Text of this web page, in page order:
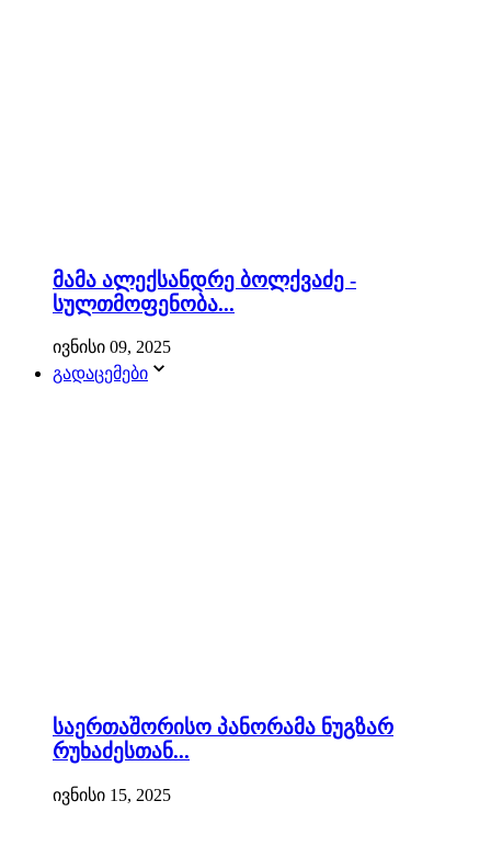
მამა ალექსანდრე ბოლქვაძე -
სულთმოფენობა...
ივნისი 09, 2025
გადაცემები
საერთაშორისო პანორამა ნუგზარ
რუხაძესთან...
ივნისი 15, 2025